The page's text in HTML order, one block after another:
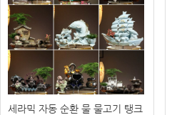
세라믹 자동 순환 물 물고기 탱크